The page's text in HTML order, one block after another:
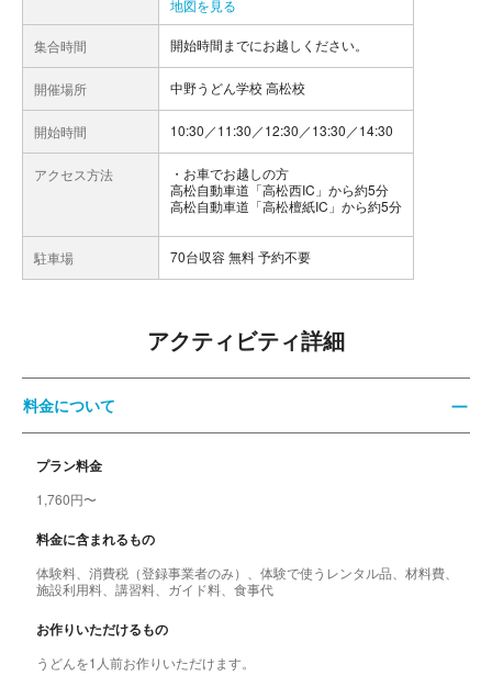
地図を見る
集合時間 開始時間までにお越しください。
開催場所 中野うどん学校 高松校
開始時間 10:30／11:30／12:30／13:30／14:30
アクセス方法
お車でお越しの方
高松自動車道「高松西IC」から約5分
高松自動車道「高松檀紙IC」から約5分
駐車場 70台収容 無料 予約不要
アクティビティ詳細
料金について
プラン料金
1,760円〜
料金に含まれるもの
体験料、消費税（登録事業者のみ）、体験で使うレンタル品、材料費、
施設利用料、講習料、ガイド料、食事代
お作りいただけるもの
うどんを1人前お作りいただけます。